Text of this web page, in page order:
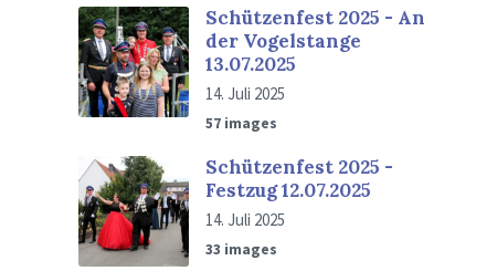
Schützenfest 2025 - An
der Vogelstange
13.07.2025
14. Juli 2025
57 images
Schützenfest 2025 -
Festzug 12.07.2025
14. Juli 2025
33 images